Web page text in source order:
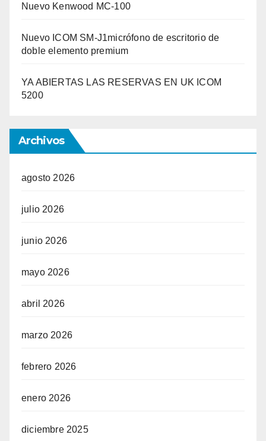
Nuevo Kenwood MC-100
Nuevo ICOM SM-J1micrófono de escritorio de
doble elemento premium
YA ABIERTAS LAS RESERVAS EN UK ICOM
5200
Archivos
agosto 2026
julio 2026
junio 2026
mayo 2026
abril 2026
marzo 2026
febrero 2026
enero 2026
diciembre 2025